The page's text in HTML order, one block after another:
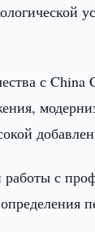
с
работы с